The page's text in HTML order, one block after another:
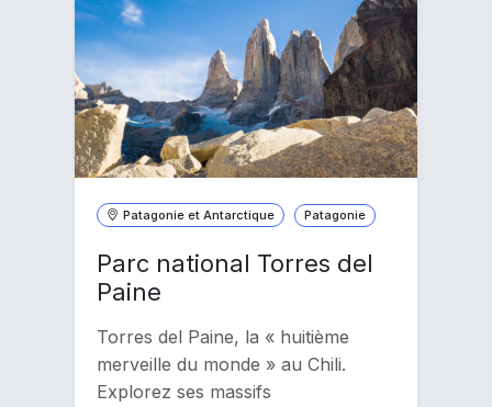
Patagonie et Antarctique Patagonie
Parc national Torres del
Paine
Torres del Paine, la « huitième
merveille du monde » au Chili.
Explorez ses massifs